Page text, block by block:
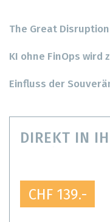
The Great Disruption
KI ohne FinOps wird
Einfluss der
DIREKT IN
CHF 139.-